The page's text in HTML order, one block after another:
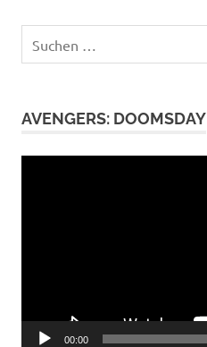
Repitlia
Thiemeyer
nach:
AVENGERS: DOOMSDAY
00:00